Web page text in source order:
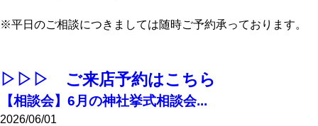
※平日のご相談につきましては随時ご予約承っております。
▷▷▷ ご来店予約はこちら
【相談会】6月の神社挙式相談会...
2026/06/01